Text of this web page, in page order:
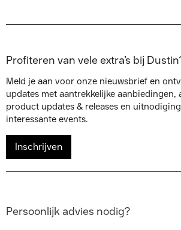
Profiteren van vele extra’s bij
Meld je aan voor onze nieuwsbrief en
updates met aantrekkelijke aanbiedingen,
product updates & releases en
interessante events.
Inschrijven
Persoonlijk advies nodig?